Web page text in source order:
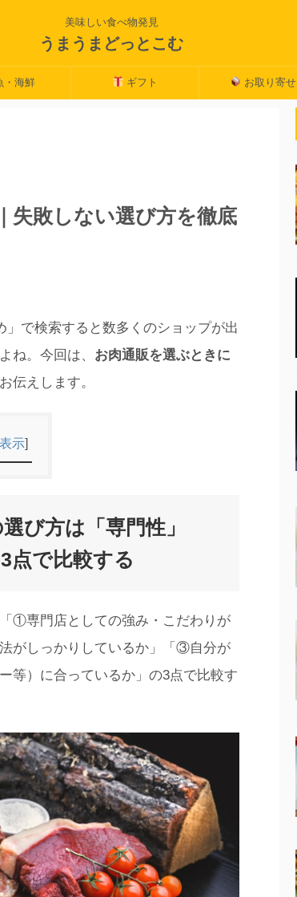
美味しい食べ物発見
うまうまどっとこむ
・海鮮 ギフト お取り寄せ
失敗しない選び方を徹底
で検索すると数多くのショップが出
ね。今回は、 お肉通販を選ぶときに
伝えします。
表示]
び方は「専門性」
点で比較する
①専門店としての強み・こだわりが
がしっかりしているか」「③自分が
等）に合っているか」の3点で比較す